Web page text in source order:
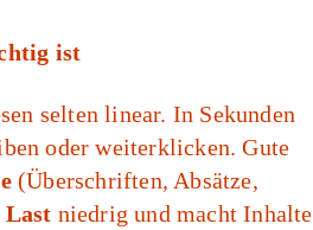
ist
selten linear. In Sekunden
oder weiterklicken. Gute
(Überschriften, Absätze,
niedrig und macht Inhalte